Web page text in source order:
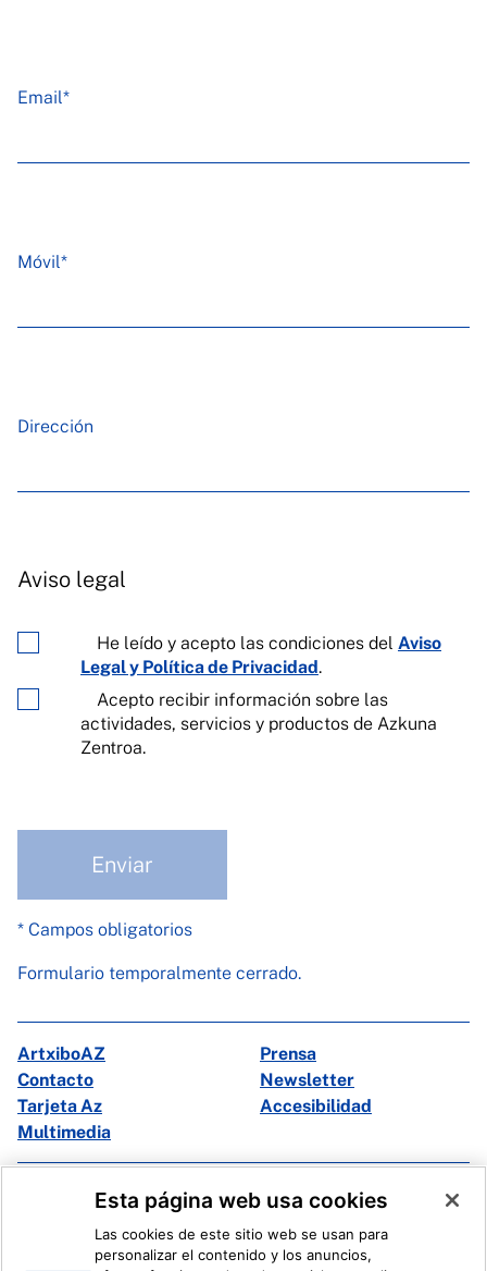
Email*
Móvil*
Dirección
Aviso legal
He leído y acepto las condiciones del Aviso
Legal y Política de Privacidad.
Acepto recibir información sobre las
actividades, servicios y productos de Azkuna
Zentroa.
Enviar
* Campos obligatorios
Formulario temporalmente cerrado.
ArtxiboAZ
Prensa
Contacto
Newsletter
Tarjeta Az
Accesibilidad
Multimedia
Facebook
X
Ivoox
Esta página web usa cookies
Las cookies de este sitio web se usan para
personalizar el contenido y los anuncios,